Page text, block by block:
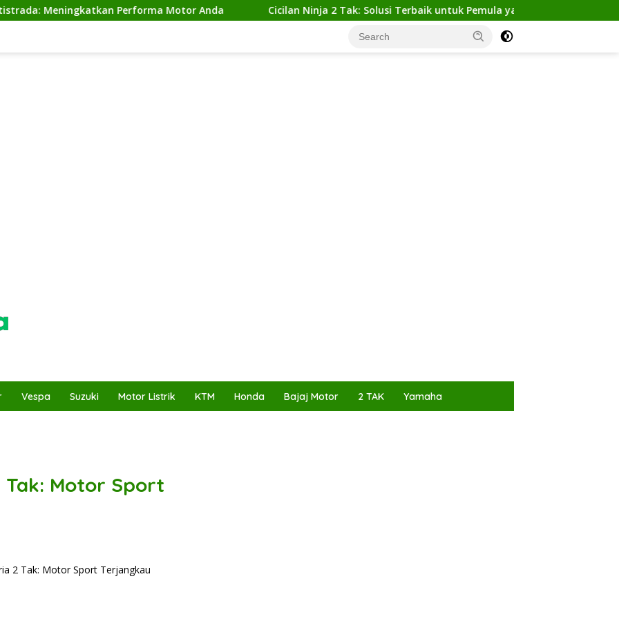
Meningkatkan Performa Motor Anda Cicilan Ninja 2 Tak: Solusi Terbaik untuk Pemula yang Ingin Tampil Gagah
Vespa Suzuki Motor Listrik KTM Honda Bajaj Motor 2 TAK Yamaha
Motor Sport